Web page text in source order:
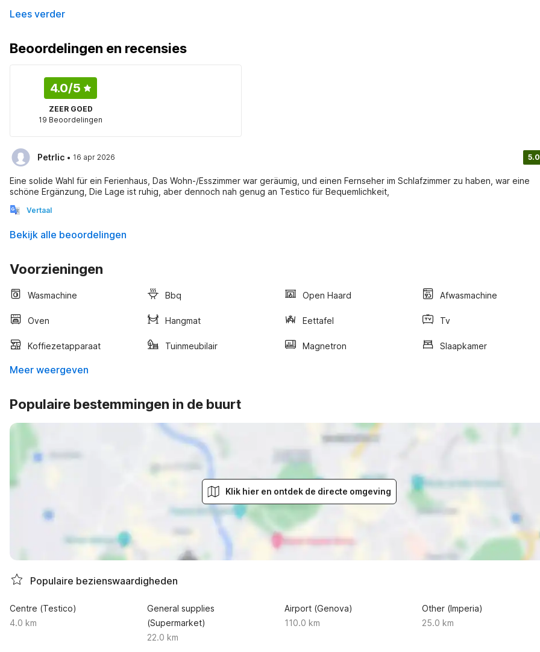
Lees verder
Beoordelingen en recensies
4.0/5
ZEER GOED
19 Beoordelingen
Petrlic · 16 apr 2026 5.0
Eine solide Wahl für ein Ferienhaus, Das Wohn-/Esszimmer war geräumig, und einen Fernseher im Schlafzimmer zu haben, war eine
schöne Ergänzung, Die Lage ist ruhig, aber dennoch nah genug an Testico für Bequemlichkeit,
Vertaal
Bekijk alle beoordelingen
Voorzieningen
Wasmachine Bbq Open Haard Afwasmachine
Oven Hangmat Eettafel Tv
Koffiezetapparaat Tuinmeubilair Magnetron Slaapkamer
Meer weergeven
Populaire bestemmingen in de buurt
Klik hier en ontdek de directe omgeving
Populaire bezienswaardigheden
Centre (Testico)
4.0 km
General supplies
(Supermarket)
22.0 km
Airport (Genova)
110.0 km
Other (Imperia)
25.0 km